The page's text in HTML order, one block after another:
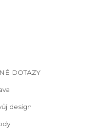
DOTAZY
design